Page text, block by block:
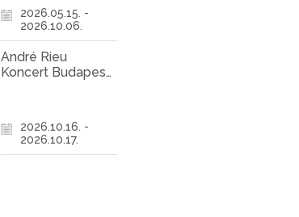
2026.05.15. -
2026.10.06.
André Rieu
Koncert Budapest
2026.10.16. -
2026.10.17.